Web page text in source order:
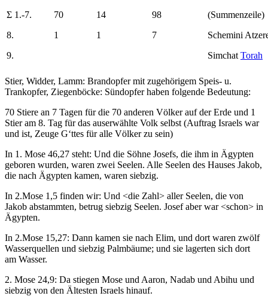
Σ 1.-7.
70 14 98
(Summenzeile)
8.
1 1 7
Schemini
9.
Simchat Torah
Stier, Widder, Lamm: Brandopfer mit zugehörigem Speis- u.
Trankopfer, Ziegenböcke: Sündopfer haben folgende Bedeutung:
70 Stiere an 7 Tagen für die 70 anderen Völker auf der Erde und 1
Stier am 8. Tag für das auserwählte Volk selbst (Auftrag Israels war
und ist, Zeuge G‘ttes für alle Völker zu sein)
In 1. Mose 46,27 steht: Und die Söhne Josefs, die ihm in Ägypten
geboren wurden, waren zwei Seelen. Alle Seelen des Hauses Jakob,
die nach Ägypten kamen, waren siebzig.
In 2.Mose 1,5 finden wir: Und <die Zahl> aller Seelen, die von
Jakob abstammten, betrug siebzig Seelen. Josef aber war <schon> in
Ägypten.
In 2.Mose 15,27: Dann kamen sie nach Elim, und dort waren zwölf
Wasserquellen und siebzig Palmbäume; und sie lagerten sich dort
am Wasser.
2. Mose 24,9: Da stiegen Mose und Aaron, Nadab und Abihu und
siebzig von den Ältesten Israels hinauf.